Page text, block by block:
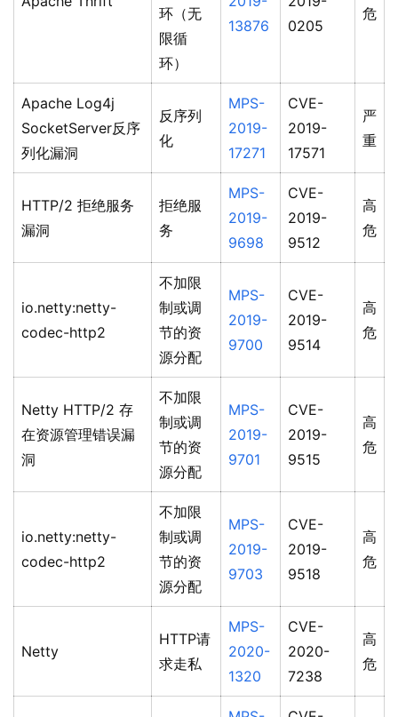
环（无
限循
环）
13876
0205
危
Apache Log4j
SocketServer反序
列化漏洞
反序列
化
MPS-
2019-
17271
CVE-
2019-
17571
严
重
HTTP/2 拒绝服务
漏洞
拒绝服
务
MPS-
2019-
9698
CVE-
2019-
9512
高
危
io.netty:netty-
codec-http2
不加限
制或调
节的资
源分配
MPS-
2019-
9700
CVE-
2019-
9514
高
危
Netty HTTP/2 存
在资源管理错误漏
洞
不加限
制或调
节的资
源分配
MPS-
2019-
9701
CVE-
2019-
9515
高
危
io.netty:netty-
codec-http2
不加限
制或调
节的资
源分配
MPS-
2019-
9703
CVE-
2019-
9518
高
危
Netty
HTTP请
求走私
MPS-
2020-
1320
CVE-
2020-
7238
高
危